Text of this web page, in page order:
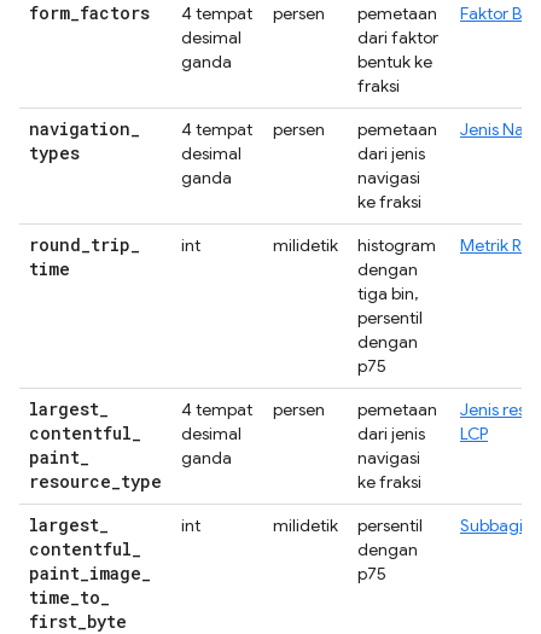
form_factors
4 tempat
desimal
ganda
persen
pemetaan
dari faktor
bentuk ke
fraksi
Faktor
navigation_
types
4 tempat
desimal
ganda
persen
pemetaan
dari jenis
navigasi
ke fraksi
Jenis
round_trip_
time
int milidetik
histogram
dengan
tiga bin,
persentil
dengan
p75
Metrik RTT
largest_
contentful_
paint_
resource_type
4 tempat
desimal
ganda
persen
pemetaan
dari jenis
navigasi
ke fraksi
Jenis
LCP
largest_
contentful_
paint_image_
time_to_
first_byte
int milidetik
persentil
dengan
p75